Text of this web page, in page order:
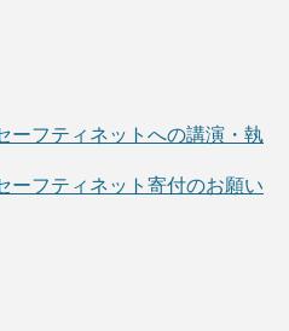
ーフティネットへの講演・執
ーフティネット寄付のお願い